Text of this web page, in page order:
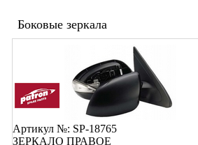
Боковые зеркала
Артикул №: SP-18765
ЗЕРКАЛО ПРАВОЕ